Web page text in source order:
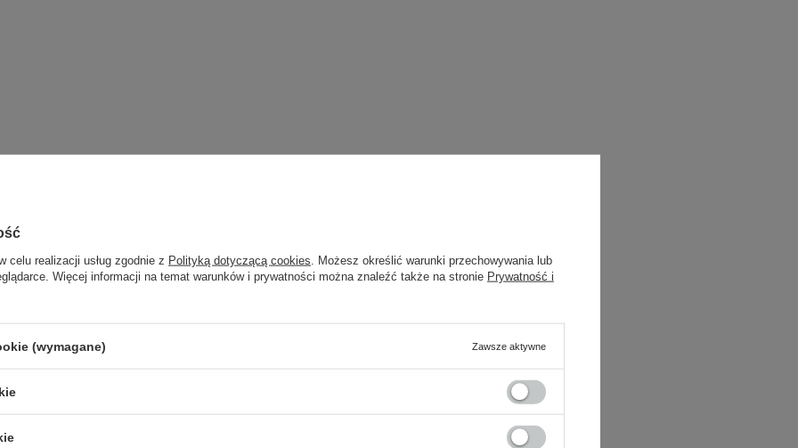
celu realizacji usług zgodnie z Polityką dotyczącą cookies . Możesz określić warunki przechowywania lub
Więcej informacji na temat warunków i prywatności można znaleźć także na stronie Prywatność i
(wymagane) Zawsze aktywne